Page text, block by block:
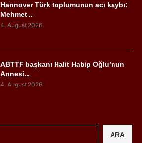
Hannover Türk toplumunun acı kaybı:
Mehmet...
4. August 2026
ABTTF başkanı Halit Habip Oğlu’nun
Annesi...
4. August 2026
ARA